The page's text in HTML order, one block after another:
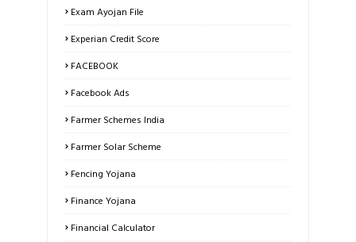
Exam Ayojan File
Experian Credit Score
FACEBOOK
Facebook Ads
Farmer Schemes India
Farmer Solar Scheme
Fencing Yojana
Finance Yojana
Financial Calculator